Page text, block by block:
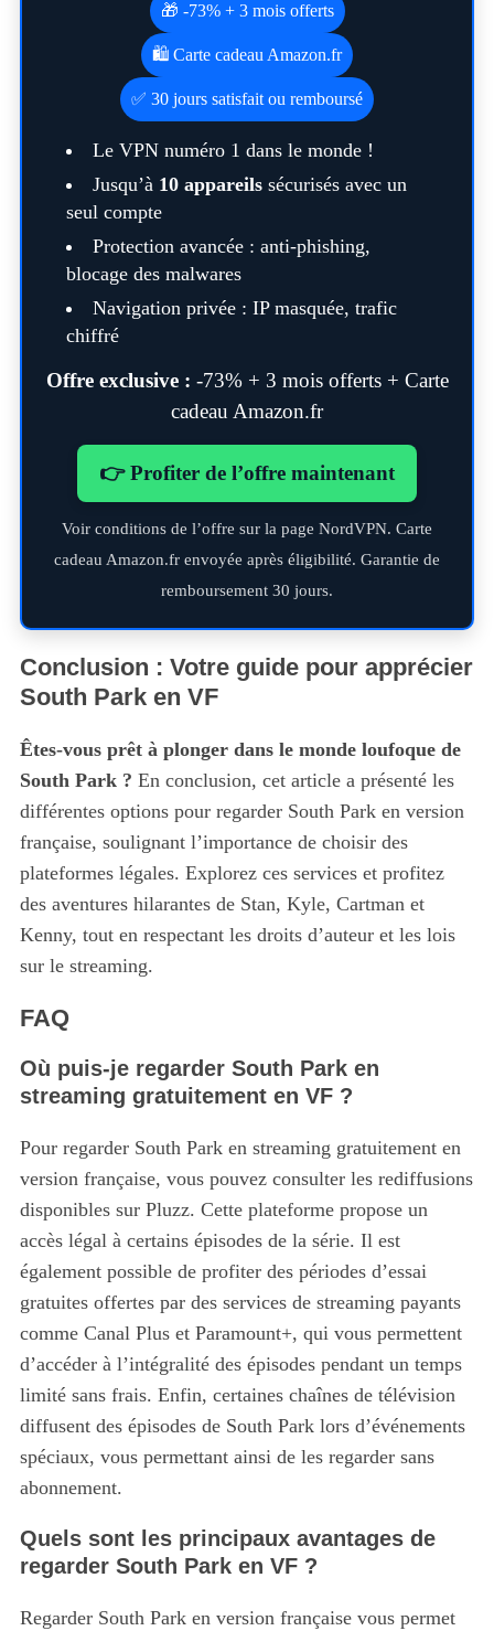
🎁 -73% + 3 mois offerts
🛍️ Carte cadeau Amazon.fr
✅ 30 jours satisfait ou remboursé
Le VPN numéro 1 dans le monde !
Jusqu’à 10 appareilssécurisés avec un
seul compte
Protection avancée : anti-phishing,
blocage des malwares
Navigation privée : IP masquée, trafic
chiffré
Offre exclusive : -73% + 3 mois offerts + Carte
cadeau Amazon.fr
👉 Profiter de l’offre maintenant
Voir conditions de l’offre sur la page NordVPN. Carte
cadeau Amazon.fr envoyée après éligibilité. Garantie de
remboursement 30 jours.
Conclusion : Votre guide pour apprécier
South Park en VF
Êtes-vous prêt à plonger dans le monde loufoque de
South Park ? En conclusion, cet article a présenté les
différentes options pour regarder South Park en version
française, soulignant l’importance de choisir des
plateformes légales. Explorez ces services et profitez
des aventures hilarantes de Stan, Kyle, Cartman et
Kenny, tout en respectant les droits d’auteur et les lois
sur le streaming.
FAQ
Où puis-je regarder South Park en
streaming gratuitement en VF ?
Pour regarder South Park en streaming gratuitement en
version française, vous pouvez consulter les rediffusions
disponibles sur Pluzz. Cette plateforme propose un
accès légal à certains épisodes de la série. Il est
également possible de profiter des périodes d’essai
gratuites offertes par des services de streaming payants
comme Canal Plus et Paramount+, qui vous permettent
d’accéder à l’intégralité des épisodes pendant un temps
limité sans frais. Enfin, certaines chaînes de télévision
diffusent des épisodes de South Park lors d’événements
spéciaux, vous permettant ainsi de les regarder sans
abonnement.
Quels sont les principaux avantages de
regarder South Park en VF ?
Regarder South Park en version française vous permet
S
e
c
h
f
: